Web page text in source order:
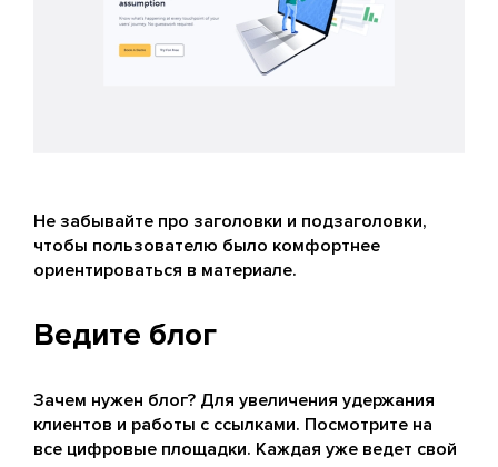
Не забывайте про заголовки и подзаголовки,
чтобы пользователю было комфортнее
ориентироваться в материале.
Ведите блог
Зачем нужен блог? Для увеличения удержания
клиентов и работы с ссылками. Посмотрите на
все цифровые площадки. Каждая уже ведет свой